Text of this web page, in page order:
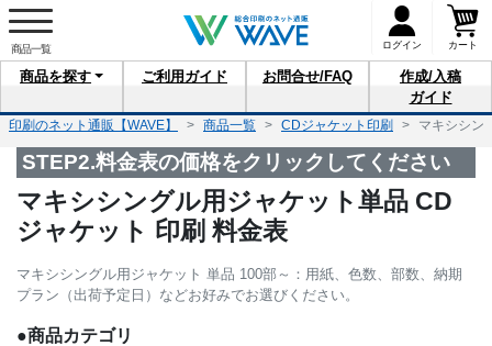
ログイン カート
商品を探す ご利用 ガイド お問合せ/FAQ
作成/入稿
ガイド
印刷のネット通販【WAVE】 商品一覧 CDジャケット印刷 マキシシン
STEP2.料金表の価格をクリックしてください
マキシシングル用ジャケット単品 CD
ジャケット 印刷 料金表
マキシシングル用ジャケット 単品 100部～：用紙、色数、部数、納期
プラン（出荷予定日）などお好みでお選びください。
●商品カテゴリ